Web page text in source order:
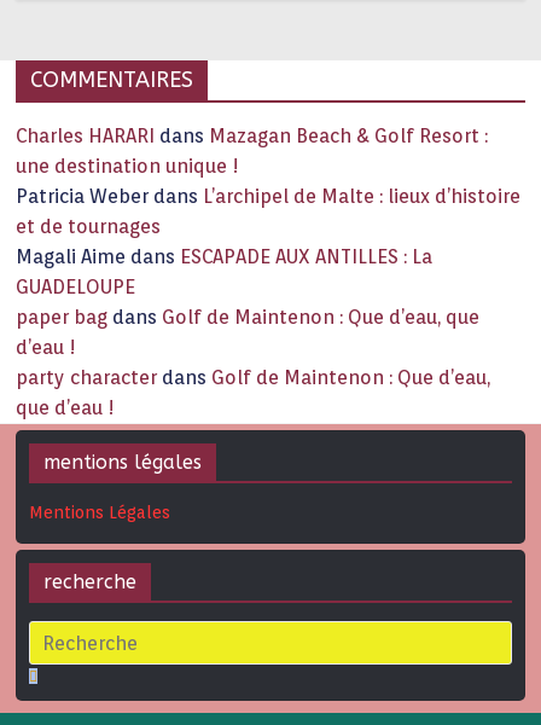
COMMENTAIRES
Charles HARARI dans Mazagan Beach & Golf Resort :
une destination unique !
Patricia Weber dans L’archipel de Malte : lieux d’histoire
et de tournages
Magali Aime dans ESCAPADE AUX ANTILLES : La
GUADELOUPE
paper bag dans Golf de Maintenon : Que d’eau, que
d’eau !
party character dans Golf de Maintenon : Que d’eau,
que d’eau !
mentions légales
Mentions Légales
recherche